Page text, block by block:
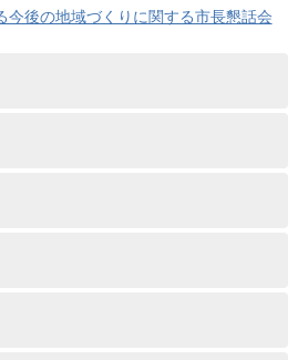
今後の地域づくりに関する市長懇話会